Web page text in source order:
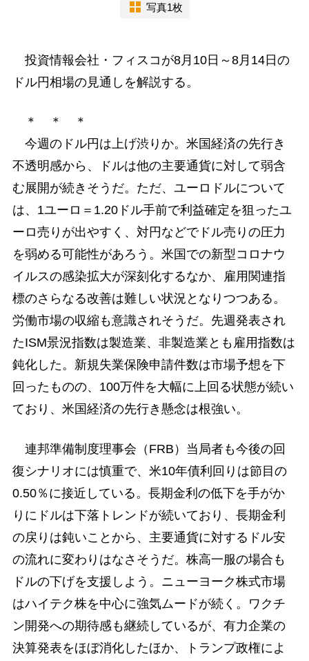
写真1枚
投資情報会社・フィスコが8月10日～8月14日の
ドル円相場の見通しを解説する。
＊ ＊ ＊
今週のドル円は上げ渋りか。米国経済の先行き
不透明感から、ドルは他の主要通貨に対して弱含
む展開が続きそうだ。ただ、ユーロドルについて
は、1ユーロ＝1.20ドル手前で利益確定を狙ったユ
ーロ売りが出やすく、対円などでドル売りの圧力
を弱める可能性があろう。米国での新型コロナウ
イルスの感染拡大が深刻化するなか、雇用関連指
標のさらなる改善は難しい状況となりつつある。
労働市場の収縮も意識されそうだ。先週発表され
たISM景況指数は製造業、非製造業とも雇用指数は
鈍化した。新規失業保険申請件数は市場予想を下
回ったものの、100万件を大幅に上回る状態が続い
ており、米国経済の先行き懸念は根強い。
連邦準備制度理事会（FRB）当局者も今後の回
復シナリオには慎重で、米10年債利回りは節目の
0.50％に接近している。長期金利の低下を手がか
りにドルは下落トレンドが続いており、長期金利
の戻りは鈍いことから、主要通貨に対するドル安
の流れに変わりはなさそうだ。株高一服の場合も
ドルの下げを支援しよう。ニューヨーク株式市場
はハイテク株を中心に強気ムードが続く。ワクチ
ン開発への期待感も継続しているが、有力企業の
決算発表をほぼ消化したほか、トランプ政権によ